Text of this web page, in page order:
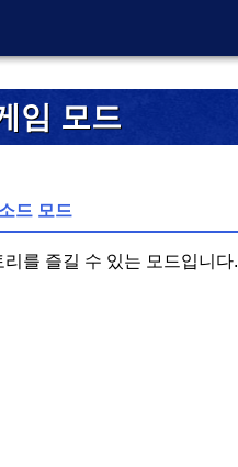
임 모드
드 모드
리를 즐길 수 있는 모드입니다.